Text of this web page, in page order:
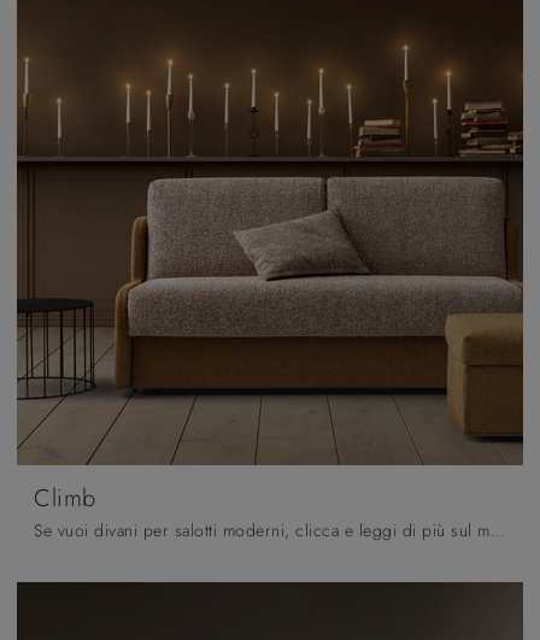
Climb
Se vuoi divani per salotti moderni, clicca e leggi di più sul modello Climb in tessuto dell'azienda Samoa.